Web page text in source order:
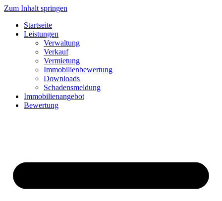
Zum Inhalt springen
Startseite
Leistungen
Verwaltung
Verkauf
Vermietung
Immobilienbewertung
Downloads
Schadensmeldung
Immobilienangebot
Bewertung